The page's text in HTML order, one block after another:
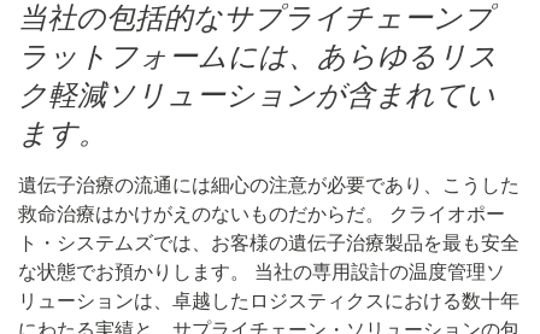
当社の包括的なサプライチェーンプ
ラットフォームには、あらゆるリス
ク軽減ソリューションが含まれてい
ます。
遺伝子治療の流通には細心の注意が必要であり、こうした
救命治療はかけがえのないものだからだ。 クライオポー
ト・システムズでは、お客様の遺伝子治療製品を最も安全
な状態でお預かりします。 当社の専用設計の温度管理ソ
リューションは、卓越したロジスティクスにおける数十年